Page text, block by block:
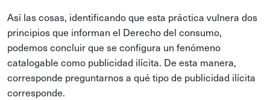
Así las cosas, identificando que esta práctica vulnera dos
principios que informan el Derecho del consumo,
podemos concluir que se configura un fenómeno
catalogable como publicidad ilícita. De esta manera,
corresponde preguntarnos a qué tipo de publicidad ilícita
corresponde.